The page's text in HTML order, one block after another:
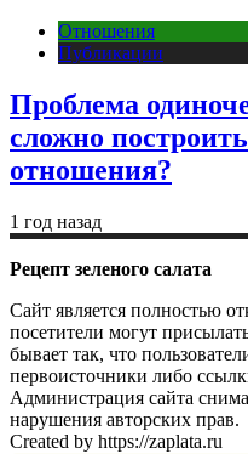
Отношения
Публикации
Проблема
сложно
отношения?
1 год назад
Рецепт зеленого салата
Сайт является полностью
посетители могут
бывает так, что
первоисточники либо
Администрация сайта
нарушения авторских прав.
Created by https://zaplata.ru